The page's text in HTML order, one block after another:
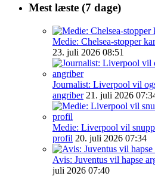
Mest læste (7 dage)
Medie: Chelsea-stopper
23. juli 2026 08:51
Journalist: Liverpool vil
angriber 21. juli 2026
Medie: Liverpool vil
profil 20. juli 2026 07:34
Avis: Juventus vil hapse
juli 2026 07:40